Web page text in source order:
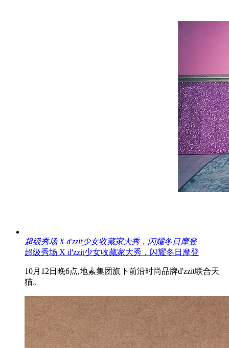
超级秀场 X d'zzit少女收藏家大秀，闪耀冬日摩登
超级秀场 X d'zzit少女收藏家大秀，闪耀冬日摩登
10月12日晚6点,地素集团旗下前沿时尚品牌d'zzit联合天
猫..